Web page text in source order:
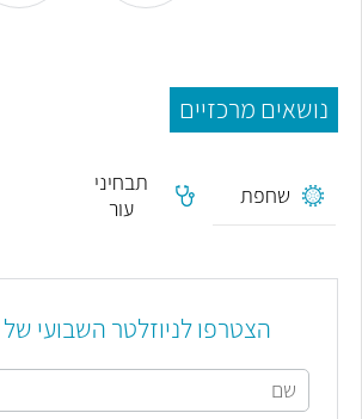
נושאים מרכזיים
שחפת
תבחיני
עור
הצטרפו לניוזלטר השבועי